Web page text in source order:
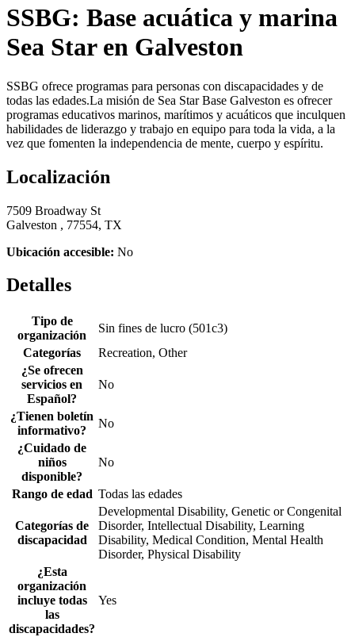
SSBG: Base acuática y marina
Sea Star en Galveston
SSBG ofrece programas para personas con discapacidades y de
todas las edades.La misión de Sea Star Base Galveston es ofrecer
programas educativos marinos, marítimos y acuáticos que inculquen
habilidades de liderazgo y trabajo en equipo para toda la vida, a la
vez que fomenten la independencia de mente, cuerpo y espíritu.
Localización
7509 Broadway St
Galveston , 77554, TX
Ubicación accesible: No
Detalles
Tipo de
organización
Sin fines de lucro (501c3)
Categorías
Recreation, Other
¿Se ofrecen
servicios en
Español?
No
¿Tienen boletín
informativo?
No
¿Cuidado de
niños
disponible?
No
Rango de edad Todas las edades
Categorías de
discapacidad
Developmental Disability, Genetic or Congenital
Disorder, Intellectual Disability, Learning
Disability, Medical Condition, Mental Health
Disorder, Physical Disability
¿Esta
organización
incluye todas
las
discapacidades?
Yes